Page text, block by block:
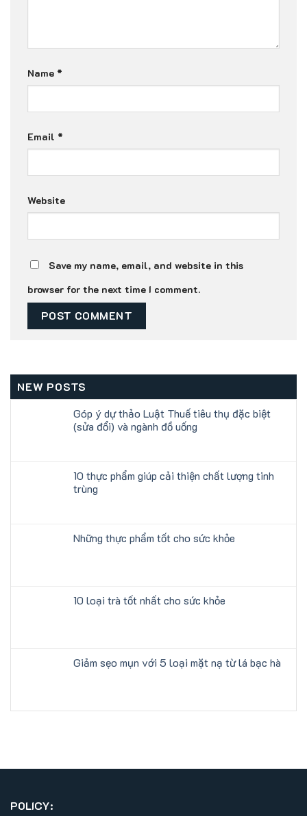
Name *
Email *
Website
Save my name, email, and website in this
browser for the next time I comment.
NEW POSTS
Góp ý dự thảo Luật Thuế tiêu thụ đặc biệt
(sửa đổi) và ngành đồ uống
10 thực phẩm giúp cải thiện chất lượng tinh
trùng
Những thực phẩm tốt cho sức khỏe
10 loại trà tốt nhất cho sức khỏe
Giảm sẹo mụn với 5 loại mặt nạ từ lá bạc hà
POLICY: